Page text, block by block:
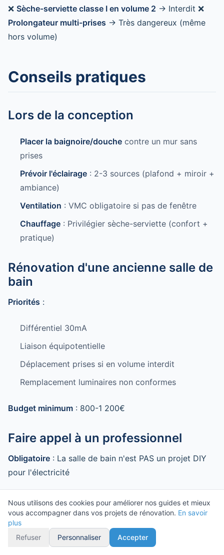
❌ Sèche-serviette classe I en volume 2 → Interdit ❌
Prolongateur multi-prises → Très dangereux (même
hors volume)
Conseils pratiques
Lors de la conception
Placer la baignoire/douche contre un mur sans
prises
Prévoir l'éclairage : 2-3 sources (plafond + miroir +
ambiance)
Ventilation : VMC obligatoire si pas de fenêtre
Chauffage : Privilégier sèche-serviette (confort +
pratique)
Rénovation d'une ancienne salle de
bain
Priorités :
Différentiel 30mA
Liaison équipotentielle
Déplacement prises si en volume interdit
Remplacement luminaires non conformes
Budget minimum : 800-1 200€
Faire appel à un professionnel
Obligatoire : La salle de bain n'est PAS un projet DIY
pour l'électricité
Risques
Électrocution
Incendie
Nous utilisons des cookies pour améliorer nos guides et mieux
vous accompagner dans vos projets de rénovation. En savoir
plus
Refuser
Personnaliser Accepter